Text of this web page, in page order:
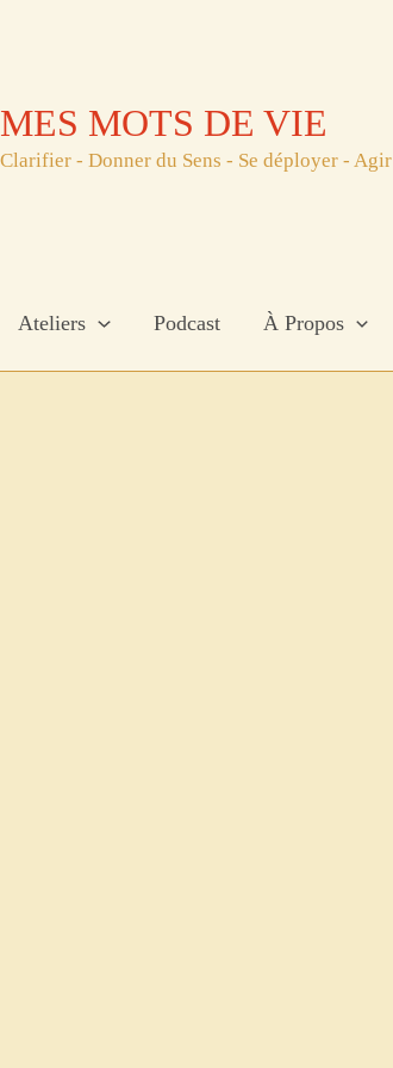
MES MOTS DE VIE
Clarifier - Donner du Sens - Se déployer - Agir
Ateliers Podcast À Propos